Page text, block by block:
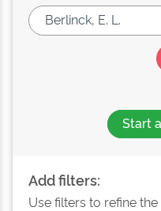
Start
Add filters:
Use filters to refine